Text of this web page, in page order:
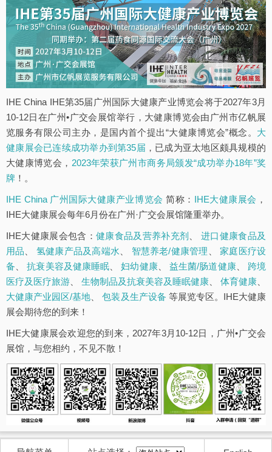
IHE China IHE第35届广州国际大健康产业博览会将于2027年3月
10-12日在广州•广交会展馆举行，大健康博览会由广州市亿帆展
览服务有限公司主办，是国内首个提出“大健康博览会”概念。 大
健康展会已连续成功举办到第35届 ，已成为亚太地区颇具规模的
大健康博览会， 2023年荣获广州市商务局颁发“成功举办18年”奖
牌 ！。
IHE China 广州国际大健康产业博览会 简称： IHE大健康展会 ，
IHE大健康展会每年6月份在广州·广交会展馆隆重举办。
IHE大健康展会包含： 健康食品及营养补充剂 、进口健康食品及
用品
氢健康产品及高端水 智慧养老/健康管理 、家庭医疗设
备 、抗衰美容及健康睡眠 、妇幼健康、 益生菌/肠道健康、 跨境
医疗及医疗旅游
生物制品及抗衰美容及睡眠健康 体育健康
大健康产业园区/基地 、包装及生产设备 等展览专区。IHE大健康
展会期待您的到来！
IHE大健康展会欢迎您的到来，2027年3月10-12日，广州•广交会
展馆，与您相约，不见不散！